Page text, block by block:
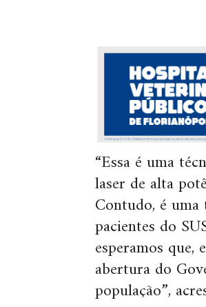
“Essa é uma
laser de alta
Contudo, é
pacientes do
esperamos
abertura do
população”,